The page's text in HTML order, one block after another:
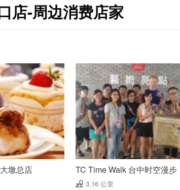
店-周边消费店家
墩总店 TC Time Walk 台中时空漫步
3.16 公里